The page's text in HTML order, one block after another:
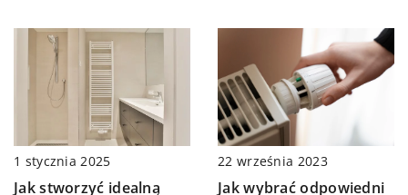
1 stycznia 2025
Jak stworzyć idealną
22 września 2023
Jak wybrać odpowiedni